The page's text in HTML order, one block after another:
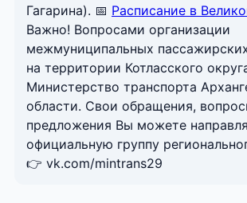
Гагарина). 📅 Расписание в
Важно! Вопросами организации
межмуниципальных
на территории Котласского
Министерство транспорта
области. Свои обращения,
предложения Вы можете
официальную группу
👉 vk.com/mintrans29